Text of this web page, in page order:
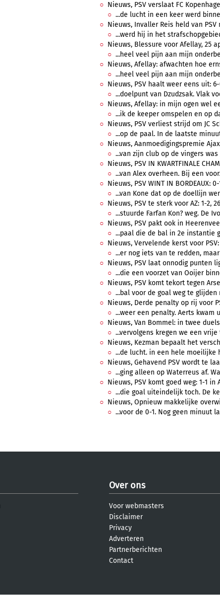
Nieuws, PSV verslaat FC
...de lucht in een keer werd
Nieuws, Invaller Reis held van PSV
...werd hij in het
Nieuws, Blessure voor Afellay, 25
...heel veel pijn aan mijn
Nieuws, Afellay: afwachten hoe
...heel veel pijn aan mijn
Nieuws, PSV haalt weer eens uit: 6-
...doelpunt van Dzudzsak. Vlak
Nieuws, Afellay: in mijn ogen wel
...ik de keeper omspelen en op
Nieuws, PSV verliest strijd om JC
...op de paal. In de laatste
Nieuws, Aanmoedigingspremie
...van zijn club op de vingers was
Nieuws, PSV IN KWARTFINALE
...van Alex overheen. Bij een
Nieuws, PSV WINT IN BORDEAUX:
...van Kone dat op de doellijn
Nieuws, PSV te sterk voor AZ: 1-2,
...stuurde Farfan Kon? weg. De
Nieuws, PSV pakt ook in
...paal die de bal in 2e instantie
Nieuws, Vervelende kerst voor
...er nog iets van te redden,
Nieuws, PSV laat onnodig punten
...die een voorzet van Ooijer
Nieuws, PSV komt tekort tegen
...bal voor de goal weg te glijden
Nieuws, Derde penalty op rij voor
...weer een penalty. Aerts kwam
Nieuws, Van Bommel: in twee
...vervolgens kregen we een
Nieuws, Kezman bepaalt het
...de lucht. in een hele moeilijke
Nieuws, Gehavend PSV wordt te
...ging alleen op Waterreus af.
Nieuws, PSV komt goed weg: 1-1 in
...die goal uiteindelijk toch. De
Nieuws, Opnieuw makkelijke
...voor de 0-1. Nog geen minuut
Over ons
Voor webmasters
Disclaimer
Privacy
Adverteren
Partnerberichten
Contact